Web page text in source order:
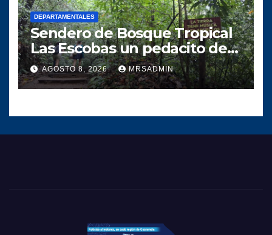
DEPARTAMENTALES
Sendero de Bosque Tropical
Las Escobas un pedacito de
tesoro Guatemalteco
AGOSTO 8, 2026 MRSADMIN